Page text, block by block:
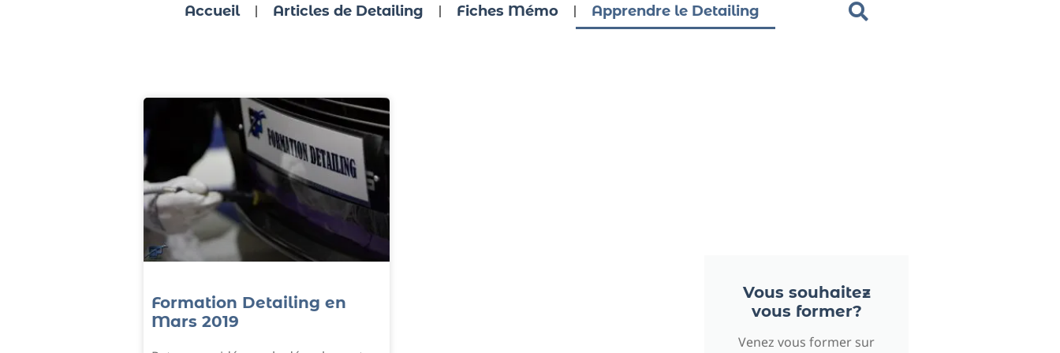
Accueil Articles de Detailing Fiches Mémo Apprendre le Detailing
Formation Detailing en
Mars 2019
Vous souhaitez
vous former?
Venez vous former sur